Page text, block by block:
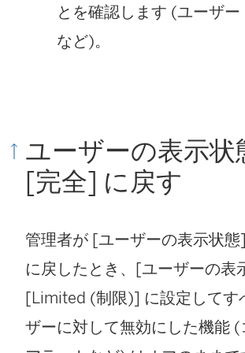
とを確認します (ユーザ
など)。
ユーザーの表示状
[完全] に戻す
管理者が [ユーザーの表示状
に戻したとき、[ユーザーの表
[Limited (制限)] に設定してす
ザーに対して無効にした機能 (